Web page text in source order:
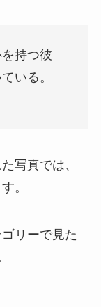
持つ彼
いる。
写真では、
。
リーで見た